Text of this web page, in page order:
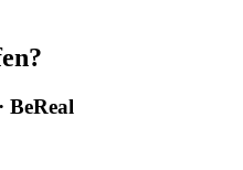
BeReal